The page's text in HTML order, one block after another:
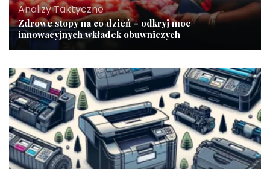
Analizy Taktyczne
Zdrowe stopy na co dzień – odkryj moc
innowacyjnych wkładek obuwniczych